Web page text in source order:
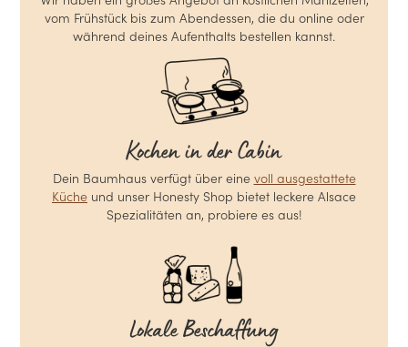
vom Frühstück bis zum Abendessen, die du online oder
während deines Aufenthalts bestellen kannst.
Kochen in der Cabin
Dein Baumhaus verfügt über eine voll ausgestattete
Küche und unser Honesty Shop bietet leckere Alsace
Spezialitäten an, probiere es aus!
Lokale Beschaffung